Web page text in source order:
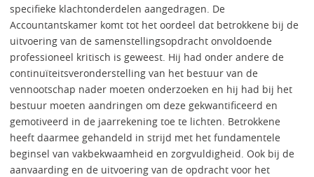
specifieke klachtonderdelen aangedragen. De
Accountantskamer komt tot het oordeel dat betrokkene bij de
uitvoering van de samenstellingsopdracht onvoldoende
professioneel kritisch is geweest. Hij had onder andere de
continuïteitsveronderstelling van het bestuur van de
vennootschap nader moeten onderzoeken en hij had bij het
bestuur moeten aandringen om deze gekwantificeerd en
gemotiveerd in de jaarrekening toe te lichten. Betrokkene
heeft daarmee gehandeld in strijd met het fundamentele
beginsel van vakbekwaamheid en zorgvuldigheid. Ook bij de
aanvaarding en de uitvoering van de opdracht voor het